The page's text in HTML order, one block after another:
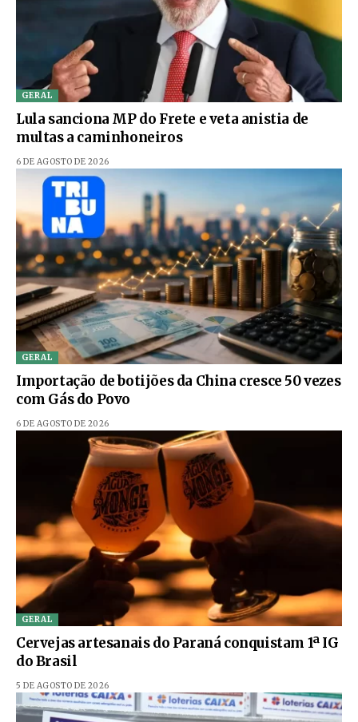
GERAL
Lula sanciona MP do Frete e veta anistia de
multas a caminhoneiros
6 DE AGOSTO DE 2026
GERAL
Importação de botijões da China cresce 50 vezes
com Gás do Povo
6 DE AGOSTO DE 2026
GERAL
Cervejas artesanais do Paraná conquistam 1ª IG
do Brasil
5 DE AGOSTO DE 2026